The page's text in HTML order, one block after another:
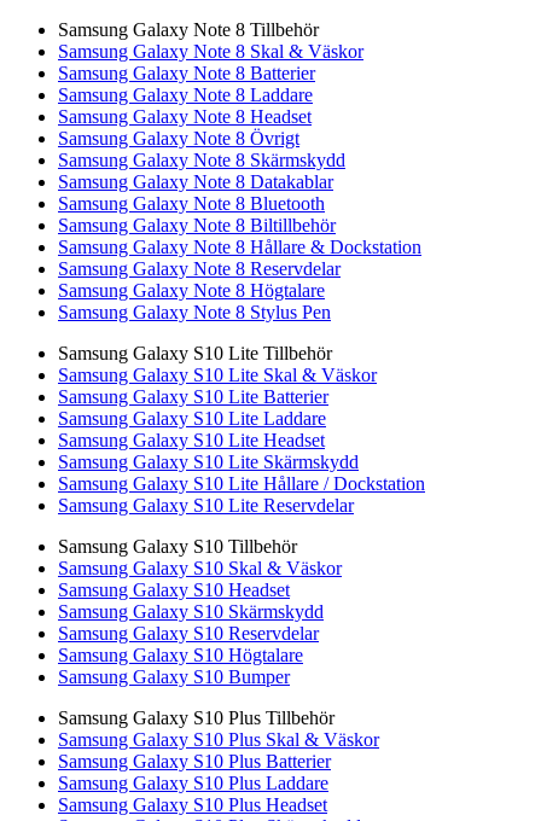
Samsung Galaxy Note 8 Tillbehör
Samsung Galaxy Note 8 Skal & Väskor
Samsung Galaxy Note 8 Batterier
Samsung Galaxy Note 8 Laddare
Samsung Galaxy Note 8 Headset
Samsung Galaxy Note 8 Övrigt
Samsung Galaxy Note 8 Skärmskydd
Samsung Galaxy Note 8 Datakablar
Samsung Galaxy Note 8 Bluetooth
Samsung Galaxy Note 8 Biltillbehör
Samsung Galaxy Note 8 Hållare & Dockstation
Samsung Galaxy Note 8 Reservdelar
Samsung Galaxy Note 8 Högtalare
Samsung Galaxy Note 8 Stylus Pen
Samsung Galaxy S10 Lite Tillbehör
Samsung Galaxy S10 Lite Skal & Väskor
Samsung Galaxy S10 Lite Batterier
Samsung Galaxy S10 Lite Laddare
Samsung Galaxy S10 Lite Headset
Samsung Galaxy S10 Lite Skärmskydd
Samsung Galaxy S10 Lite Hållare / Dockstation
Samsung Galaxy S10 Lite Reservdelar
Samsung Galaxy S10 Tillbehör
Samsung Galaxy S10 Skal & Väskor
Samsung Galaxy S10 Headset
Samsung Galaxy S10 Skärmskydd
Samsung Galaxy S10 Reservdelar
Samsung Galaxy S10 Högtalare
Samsung Galaxy S10 Bumper
Samsung Galaxy S10 Plus Tillbehör
Samsung Galaxy S10 Plus Skal & Väskor
Samsung Galaxy S10 Plus Batterier
Samsung Galaxy S10 Plus Laddare
Samsung Galaxy S10 Plus Headset